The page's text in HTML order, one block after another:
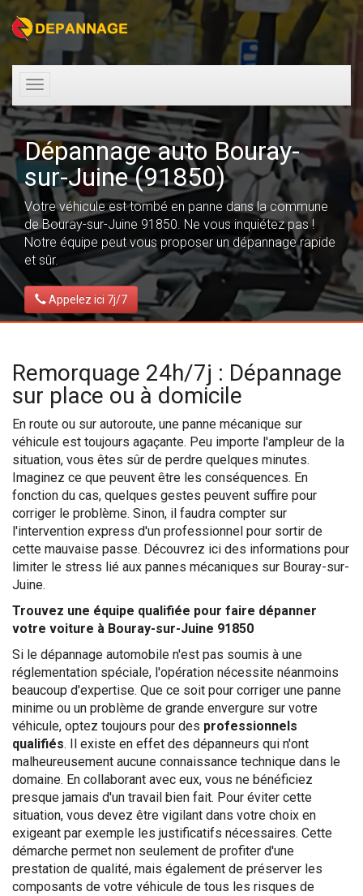
Toggle
navigation
Dépannage auto Bouray-
sur-Juine (91850)
Votre véhicule est tombé en panne dans la commune
de Bouray-sur-Juine 91850. Ne vous inquiétez pas !
Notre équipe peut vous proposer un dépannage rapide
et sûr.
Appelez ici 7j/7
Remorquage 24h/7j : Dépannage
sur place ou à domicile
En route ou sur autoroute, une panne mécanique sur
véhicule est toujours agaçante. Peu importe l'ampleur de la
situation, vous êtes sûr de perdre quelques minutes.
Imaginez ce que peuvent être les conséquences. En
fonction du cas, quelques gestes peuvent suffire pour
corriger le problème. Sinon, il faudra compter sur
l'intervention express d'un professionnel pour sortir de
cette mauvaise passe. Découvrez ici des informations pour
limiter le stress lié aux pannes mécaniques sur Bouray-sur-
Juine.
Trouvez une équipe qualifiée pour faire dépanner
votre voiture à Bouray-sur-Juine 91850
Si le dépannage automobile n'est pas soumis à une
réglementation spéciale, l'opération nécessite néanmoins
beaucoup d'expertise. Que ce soit pour corriger une panne
minime ou un problème de grande envergure sur votre
véhicule, optez toujours pour des professionnels
qualifiés. Il existe en effet des dépanneurs qui n'ont
malheureusement aucune connaissance technique dans le
domaine. En collaborant avec eux, vous ne bénéficiez
presque jamais d'un travail bien fait. Pour éviter cette
situation, vous devez être vigilant dans votre choix en
exigeant par exemple les justificatifs nécessaires. Cette
démarche permet non seulement de profiter d'une
prestation de qualité, mais également de préserver les
composants de votre véhicule de tous les risques de